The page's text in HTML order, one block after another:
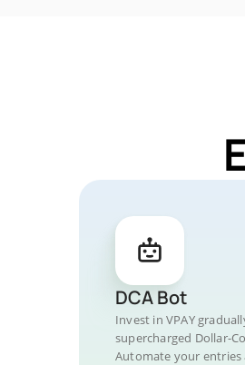
DCA Bot
Invest in VPAY
supercharged Dollar-
Automate your entries